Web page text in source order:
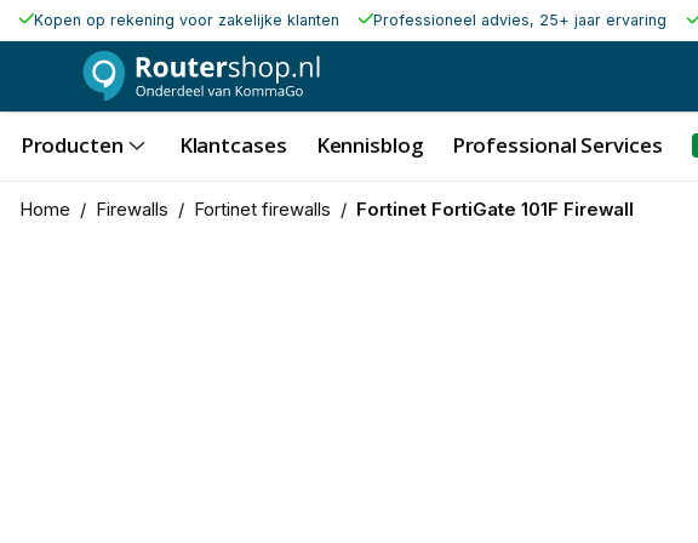
Kopen op rekening voor zakelijke klanten Professioneel advies, 25+ jaar ervaring
Producten Klantcases Kennisblog Professional Services
Home / Firewalls / Fortinet firewalls / Fortinet FortiGate 101F Firewall